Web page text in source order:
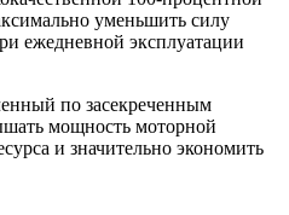
уменьшить силу
ежедневной эксплуатации
по засекреченным
мощность моторной
и значительно экономить